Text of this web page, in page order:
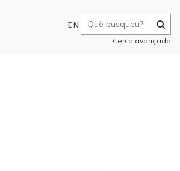
EN
Cerca avançada